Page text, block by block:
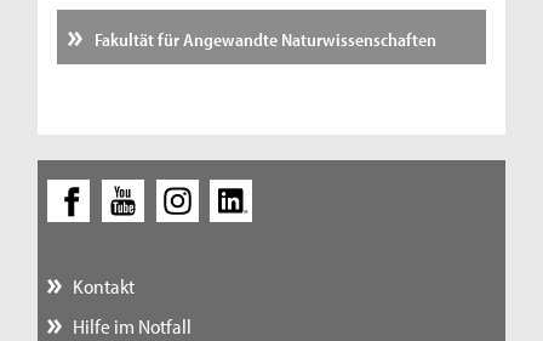
Fakultät für Angewandte Naturwissenschaften
Kontakt
Hilfe im Notfall